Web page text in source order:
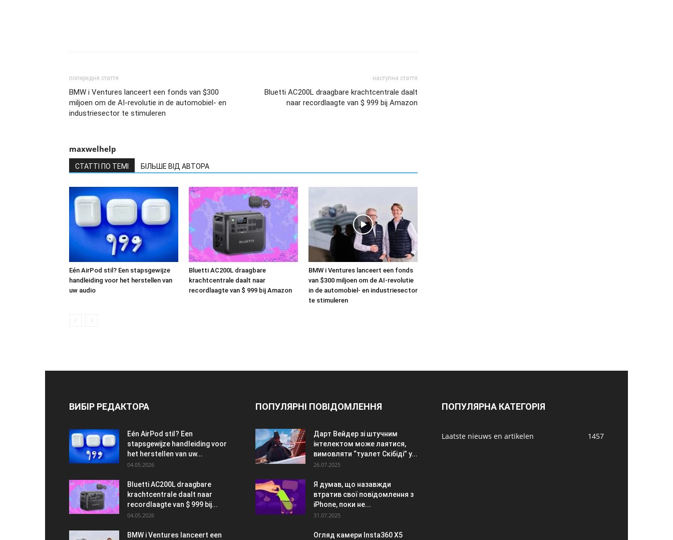
попередня стаття
BMW i Ventures lanceert een fonds van $300
miljoen om de AI-revolutie in de automobiel- en
industriesector te stimuleren
наступна стаття
Bluetti AC200L draagbare krachtcentrale daalt
naar recordlaagte van $ 999 bij Amazon
maxwelhelp
СТАТТІ ПО ТЕМІ БІЛЬШЕ ВІД АВТОРА
Eén AirPod stil? Een stapsgewijze
handleiding voor het herstellen van
uw audio
Bluetti AC200L draagbare
krachtcentrale daalt naar
recordlaagte van $ 999 bij Amazon
BMW i Ventures lanceert een fonds
van $300 miljoen om de AI-revolutie
in de automobiel- en industriesector
te stimuleren
ВИБІР РЕДАКТОРА
Eén AirPod stil? Een
stapsgewijze handleiding voor
het herstellen van uw...
04.05.2026
Bluetti AC200L draagbare
krachtcentrale daalt naar
recordlaagte van $ 999 bij...
04.05.2026
BMW i Ventures lanceert een
ПОПУЛЯРНІ ПОВІДОМЛЕННЯ
Дарт Вейдер зі штучним
інтелектом може лаятися,
вимовляти “туалет Скібіді” у...
26.07.2025
Я думав, що назавжди
втратив свої повідомлення з
iPhone, поки не...
31.07.2025
Огляд камери Insta360 X5
ПОПУЛЯРНА КАТЕГОРІЯ
Laatste nieuws en artikelen 1457